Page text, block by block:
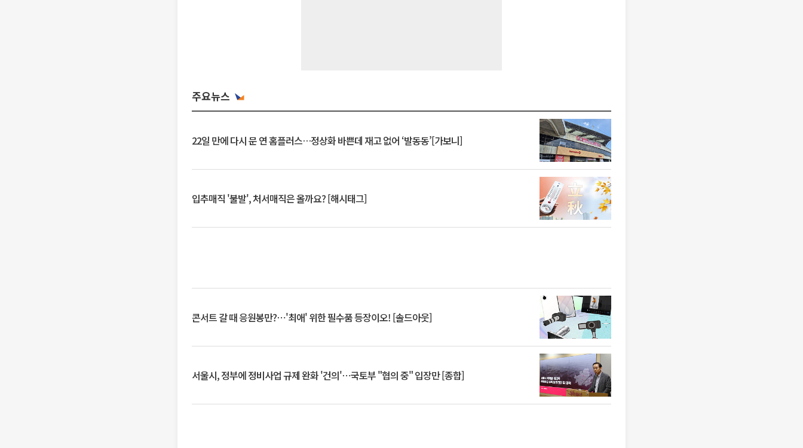
주요뉴스
22일 만에 다시 문 연 홈플러스…정상화 바쁜데 재고 없어 ‘발동동’[가보니]
입추매직 '불발', 처서매직은 올까요? [해시태그]
콘서트 갈 때 응원봉만?⋯'최애' 위한 필수품 등장이오! [솔드아웃]
서울시, 정부에 정비사업 규제 완화 '건의'⋯국토부 "협의 중" 입장만 [종합]